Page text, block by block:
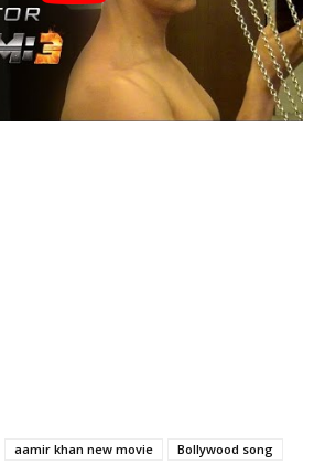
aamir khan new movie
Bollywood song